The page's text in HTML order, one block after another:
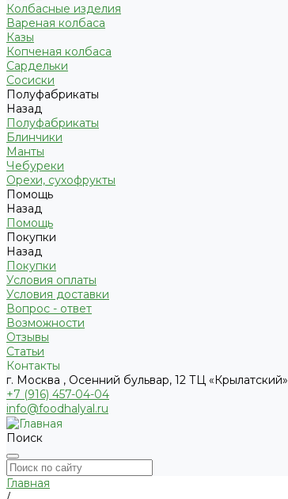
Колбасные изделия
Вареная колбаса
Казы
Копченая колбаса
Сардельки
Сосиски
Полуфабрикаты
Назад
Полуфабрикаты
Блинчики
Манты
Чебуреки
Орехи, сухофрукты
Помощь
Назад
Помощь
Покупки
Назад
Покупки
Условия оплаты
Условия доставки
Вопрос - ответ
Возможности
Отзывы
Статьи
Контакты
г. Москва , Осенний бульвар, 12 ТЦ «Крылатский»
+7 (916) 457-04-04
info@foodhalyal.ru
Поиск
Главная